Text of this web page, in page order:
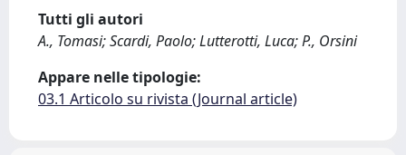
Tutti gli autori
A., Tomasi; Scardi, Paolo; Lutterotti, Luca; P., Orsini
Appare nelle tipologie:
03.1 Articolo su rivista (Journal article)